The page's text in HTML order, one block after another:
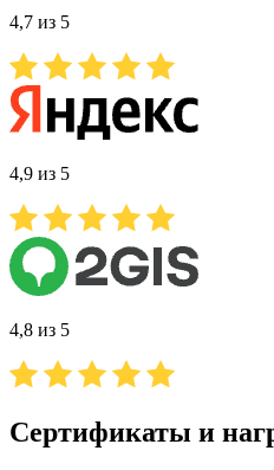
4,7 из 5
4,9 из 5
4,8 из 5
Сертификаты и